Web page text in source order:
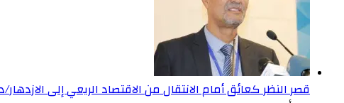
قصر النظر كعائق أمام الانتقال من الاقتصاد الريعي إلى